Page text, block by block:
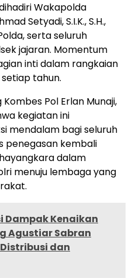
Wakapolda
Setyadi, S.I.K., S.H.,
serta seluruh
jajaran. Momentum
inti dalam rangkaian
tahun.
Pol Erlan Munaji,
kegiatan ini
mendalam bagi seluruh
penegasan kembali
dalam
menuju lembaga yang
Dampak Kenaikan
Agustiar Sabran
dan